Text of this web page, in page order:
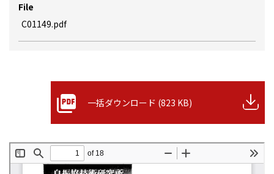
File
C01149.pdf
一括ダウンロード (823 KB)